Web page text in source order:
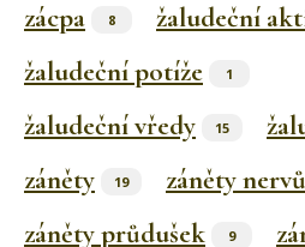
zácpa 8 žaludeční
žaludeční potíže 1
žaludeční vředy 15
záněty 19 záněty nervů
záněty průdušek 9